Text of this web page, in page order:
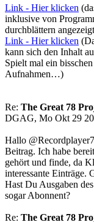
Link - Hier klicken
inklusive von
durchblättern
Link - Hier klicken
kann sich den Inhalt
Spielt mal ein
Aufnahmen…)
Re: The Great 78
DGAG, Mo Okt 29
Hallo
Beitrag. Ich habe
gehört und finde, da
interessante Einträge.
Hast Du Ausgaben
sogar Abonnent?
Re: The Great 78